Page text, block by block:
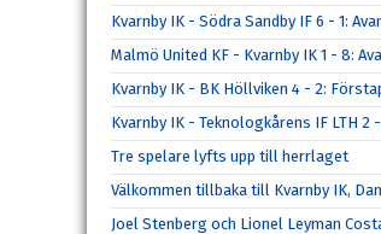
Kvarnby IK - Södra Sandby IF 6 - 1:
Malmö United KF - Kvarnby IK 1 - 8:
Kvarnby IK - BK Höllviken 4 - 2:
Kvarnby IK - Teknologkårens IF LTH
Tre spelare lyfts upp till herrlaget
Välkommen tillbaka till Kvarnby IK,
Joel Stenberg och Lionel Leyman